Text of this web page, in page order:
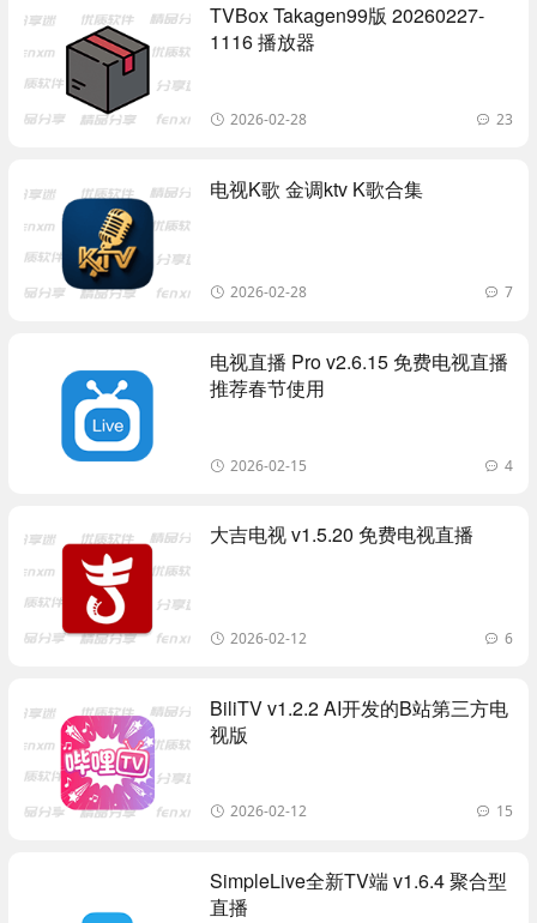
TVBox Takagen99版 20260227-
1116 播放器
2026-02-28 23
电视K歌 金调ktv K歌合集
2026-02-28 7
电视直播 Pro v2.6.15 免费电视直播
推荐春节使用
2026-02-15 4
大吉电视 v1.5.20 免费电视直播
2026-02-12 6
BiliTV v1.2.2 AI开发的B站第三方电
视版
2026-02-12 15
SimpleLive全新TV端 v1.6.4 聚合型
直播